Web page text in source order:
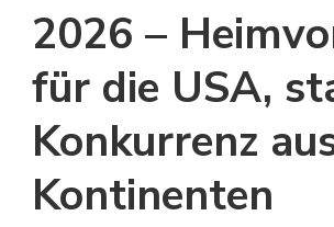
2026 –
für die USA,
Konkurrenz
Kontinenten